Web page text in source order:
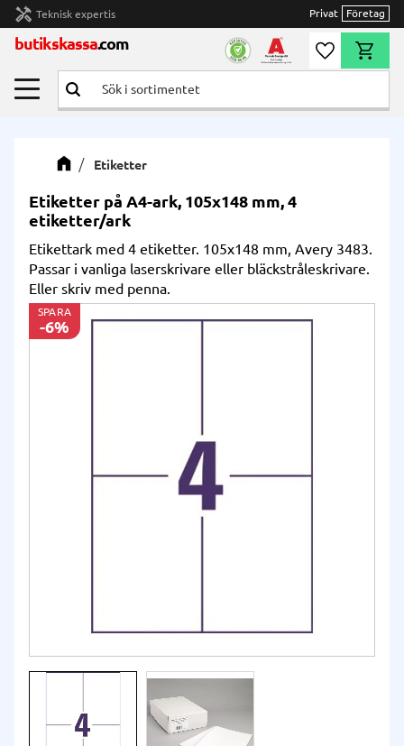
Meny
handyman Teknisk expertis Privat Företag
butikskassa.com Önskelista
Etiketter
Etiketter på A4-ark, 105x148 mm, 4
etiketter/ark
Etikettark med 4 etiketter. 105x148 mm, Avery 3483.
Passar i vanliga laserskrivare eller bläckstråleskrivare.
Eller skriv med penna.
SPARA
6%